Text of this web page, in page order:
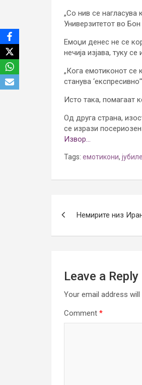
„Со нив се нагласува
Универзитетот во
Емоџи денес не се
нечија изјава, туку
„Кога емотиконот се
станува
Исто така, помагаат
Од друга страна,
се изрази
Извор…
Tags: емотикони,
navigation
Немирите низ
Leave a Reply
Your email address
Comment *